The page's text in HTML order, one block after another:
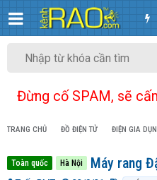
Đừng cố SPAM, sẽ
TRANG CHỦ ĐỒ ĐIỆN TỬ ĐIỆN GIA
Toàn quốc Hà Nội Máy rang